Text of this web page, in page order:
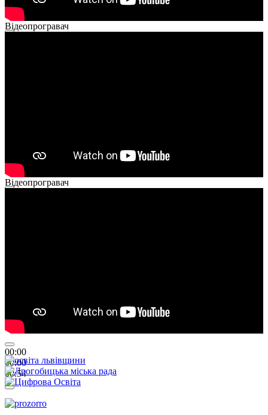
Відеопрогравач
Відеопрогравач
00:00
00:00
00:54